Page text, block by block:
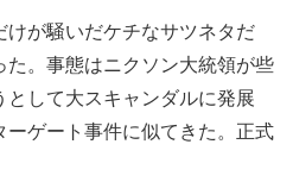
けが騒いだケチなサツネタだ
た。事態はニクソン大統領が些
して大スキャンダルに発展
ーゲート事件に似てきた。正式